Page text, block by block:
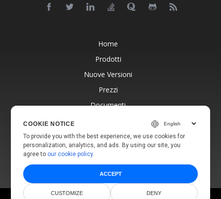
Home
Prodotti
Nuove Versioni
Prezzi
Documenti
Blog
COOKIE NOTICE
To provide you with the best experience, we use cookies for
personalization, analytics, and ads. By using our site, you
agree to our cookie policy.
ACCEPT
CUSTOMIZE DENY